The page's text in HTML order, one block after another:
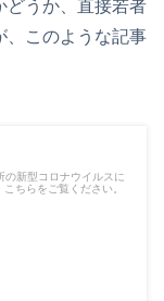
どうか、直接若者
、このような記事
新型コロナウイルスに
ちらをご覧ください。